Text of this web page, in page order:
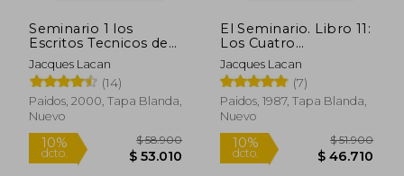
Seminario 1 los
Escritos Tecnicos de
Freud
Jacques Lacan
(14)
Paidos, 2000, Tapa Blanda,
Nuevo
El Seminario. Libro 11:
Los Cuatro
Conceptos
Fundamentales del
Psicoanálisis (el
Seminario de Jacques
Lacan)
Jacques Lacan
(7)
Paidos, 1987, Tapa Blanda,
Nuevo